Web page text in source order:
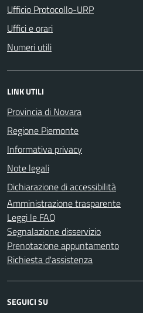
Ufficio Protocollo-URP
Uffici e orari
Numeri utili
LINK UTILI
Provincia di Novara
Regione Piemonte
Informativa privacy
Note legali
Dichiarazione di accessibilità
Amministrazione trasparente
Leggi le FAQ
Segnalazione disservizio
Prenotazione appuntamento
Richiesta d'assistenza
SEGUICI SU